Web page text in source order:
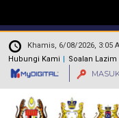
.
Khamis, 6/08/2026, 3:05
Hubungi Kami
Soalan Lazim
MASUK